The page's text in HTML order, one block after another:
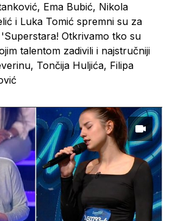
Ema Bubić, Nikola
i Luka Tomić spremni su za
Otkrivamo tko su
talentom zadivili i najstručniji
Tončija Huljića, Filipa